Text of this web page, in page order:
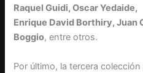
Raquel Guidi, Oscar Yedaide,
Enrique David Borthiry, Juan
Boggio, entre otros.
Por último, la tercera colección